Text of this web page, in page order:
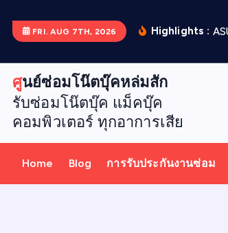
p
FRI. AUG 7TH, 2026 Highlights : AS
ศูนย์ซ่อมโน๊ตบุ๊คหล่มสัก
รับซ่อมโน๊ตบุ๊ค แม็คบุ๊ค
คอมพิวเตอร์ ทุกอาการเสีย
Home Blog การรับประกันงานซ่อม